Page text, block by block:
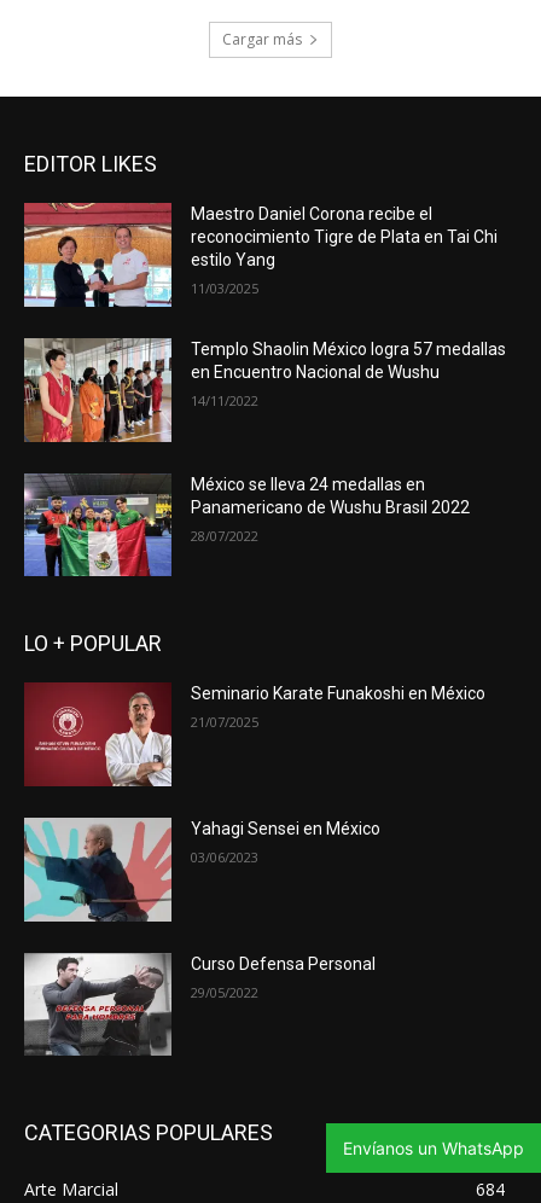
Cargar más
EDITOR LIKES
Maestro Daniel Corona recibe el
reconocimiento Tigre de Plata en Tai Chi
estilo Yang
11/03/2025
Templo Shaolin México logra 57 medallas
en Encuentro Nacional de Wushu
14/11/2022
México se lleva 24 medallas en
Panamericano de Wushu Brasil 2022
28/07/2022
LO + POPULAR
Seminario Karate Funakoshi en México
21/07/2025
Yahagi Sensei en México
03/06/2023
Curso Defensa Personal
29/05/2022
CATEGORIAS POPULARES
Arte Marcial
684
Envíanos un WhatsApp